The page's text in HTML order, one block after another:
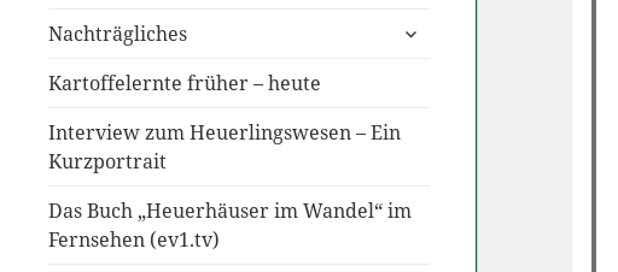
Nachträgliches
untermenü
Kartoffelernte früher – heute
Interview zum Heuerlingswesen – Ein
Kurzportrait
Das Buch „Heuerhäuser im Wandel“ im
Fernsehen (ev1.tv)